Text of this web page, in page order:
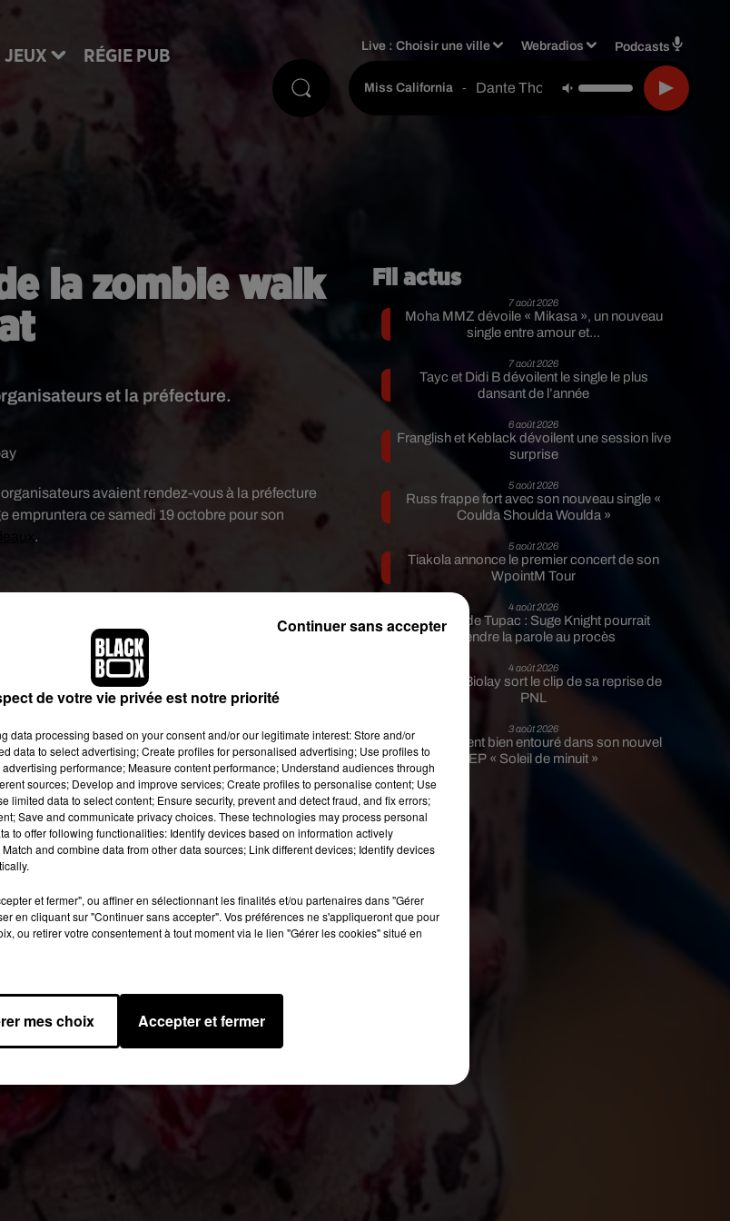
JEUX RÉGIE PUB
Live :Choisir une ville Webradios Podcasts
Miss California - Dante Thomas Feat. Pras Michel
la zombie walk
et la préfecture.
avaient rendez-vous à la préfecture
empruntera ce samedi 19 octobre pour son
.
Fil actus
7 août 2026
Moha MMZ dévoile « Mikasa », un nouveau
single entre amour et...
7 août 2026
Tayc et Didi B dévoilent le single le plus
dansant de l’année
6 août 2026
Franglish et Keblack dévoilent une session live
surprise
5 août 2026
Russ frappe fort avec son nouveau single «
Coulda Shoulda Woulda »
5 août 2026
Tiakola annonce le premier concert de son
WpointM Tour
4 août 2026
Meurtre de Tupac : Suge Knight pourrait
prendre la parole au procès
4 août 2026
Benjamin Biolay sort le clip de sa reprise de
PNL
3 août 2026
Rim’K revient bien entouré dans son nouvel
EP « Soleil de minuit »
de votre vie privée est notre priorité
data processing based on your consent and/or our legitimate interest: Store and/or
data to select advertising; Create profiles for personalised advertising; Use profiles to
performance; Measure content performance; Understand audiences through
sources; Develop and improve services; Create profiles to personalise content; Use
limited data to select content; Ensure security, prevent and detect fraud, and fix errors;
Save and communicate privacy choices. These technologies may process personal
to offer following functionalities: Identify devices based on information actively
and combine data from other data sources; Link different devices; Identify devices
et fermer", ou affiner en sélectionnant les finalités et/ou partenaires dans "Gérer
en cliquant sur "Continuer sans accepter". Vos préférences ne s'appliqueront que pour
ou retirer votre consentement à tout moment via le lien "Gérer les cookies" situé en
mes choix Accepter et fermer
Continuer sans accepter